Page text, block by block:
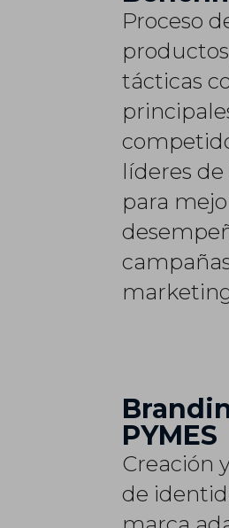
Proceso
tácticas
líderes
para
PYMES
Creación
de